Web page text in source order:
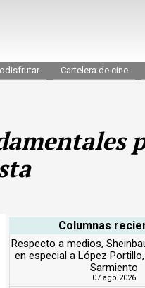
Cartelera de cine
Columnas
Respecto a medios,
en especial a López
Sarmiento
07 ago 2026